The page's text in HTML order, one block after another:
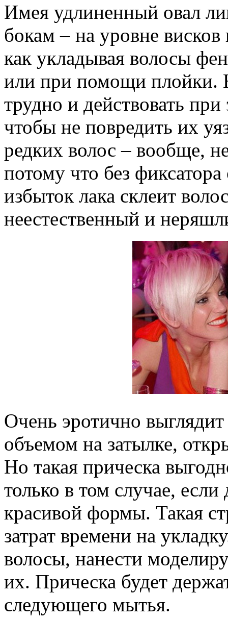
Имея удлиненный овал
бокам – на уровне
как укладывая волосы
или при помощи плойки.
трудно и действовать
чтобы не повредить их
редких волос – вообще,
потому что без
избыток лака склеит
неестественный и
Очень эротично
объемом на затылке,
Но такая прическа
только в том случае,
красивой формы. Такая
затрат времени на
волосы, нанести
их. Прическа будет
следующего мытья.